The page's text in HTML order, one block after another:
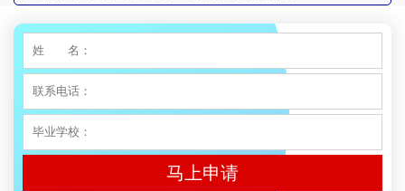
马上申请
程女士 134****3518
王小姐 181****2354
陈先生 158****3306